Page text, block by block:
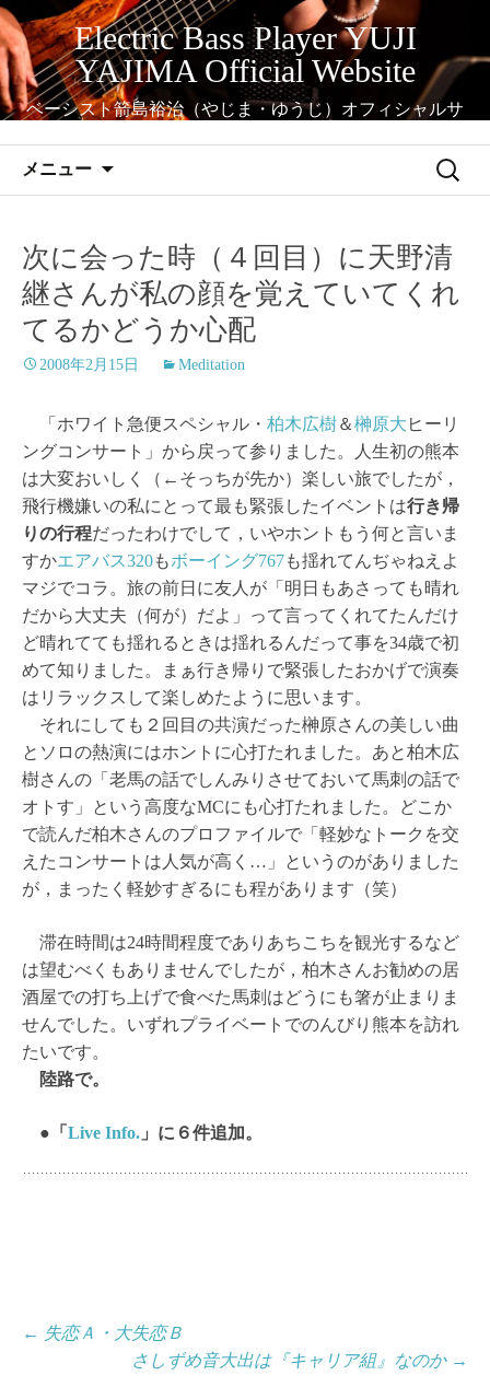
コ
ン
テ
ン
ツ
へ
Electric Bass Player YUJI
YAJIMA Official Website
ベーシスト箭島裕治（やじま・ゆうじ）オフィシャルサ
メニュー
検
次に会った時（４回目）に天野清
継さんが私の顔を覚えていてくれ
てるかどうか心配
2008年2月15日 Meditation
「ホワイト急便スペシャル・ 柏木広樹＆榊原大 ヒーリ
ングコンサート」から戻って参りました。人生初の熊本
は大変おいしく（←そっちが先か）楽しい旅でしたが，
飛行機嫌いの私にとって最も緊張したイベントは行き帰
りの行程だったわけでして，いやホントもう何と言いま
すかエアバス320もボーイング767も揺れてんぢゃねえよ
マジでコラ。旅の前日に友人が「明日もあさっても晴れ
だから大丈夫（何が）だよ」って言ってくれてたんだけ
ど晴れてても揺れるときは揺れるんだって事を34歳で初
めて知りました。まぁ行き帰りで緊張したおかげで演奏
はリラックスして楽しめたように思います。
それにしても２回目の共演だった榊原さんの美しい曲
とソロの熱演にはホントに心打たれました。あと柏木広
樹さんの「老馬の話でしんみりさせておいて馬刺の話で
オトす」という高度なMCにも心打たれました。どこか
で読んだ柏木さんのプロファイルで「軽妙なトークを交
えたコンサートは人気が高く…」というのがありました
が，まったく軽妙すぎるにも程があります（笑）
滞在時間は24時間程度でありあちこちを観光するなど
は望むべくもありませんでしたが，柏木さんお勧めの居
酒屋での打ち上げで食べた馬刺はどうにも箸が止まりま
せんでした。いずれプライベートでのんびり熊本を訪れ
たいです。
陸路で。
●「 Live Info. 」に６件追加。
投← 失恋Ａ・大失恋Ｂ
さしずめ音大出は『キャリア組』なのか →